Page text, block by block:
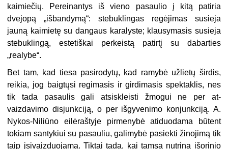
kaimiečių. Pereinantys iš vieno pasaulio į kitą patiria
dvejopą „išbandymą“: stebuklingas regėjimas susieja
jauną kaimietę su dan­gaus karalyste; klausymasis susieja
stebuklingą, estetiškai perkeistą patirtį su dabarties
„realybe“.
Bet tam, kad tiesa pasirodytų, kad ramybė užlietų širdis,
reikia, jog baigtųsi regi­masis ir girdimasis spektaklis, nes
tik tada pasaulis gali atsiskleisti žmogui ne per at­
vaizdavimo disjunkciją, o per išgyvenimo konjunkciją. A.
Nykos-Niliūno eilėraštyje pir­menybė atiduodama būtent
tokiam santykiui su pasauliu, galimybė pasiekti žinojimą tik
taip įsivaizduojama. Tiktai tada, kai tamsa nutrina išorinio